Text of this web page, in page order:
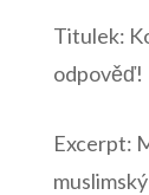
Titulek:
odpověď!
Excerpt: